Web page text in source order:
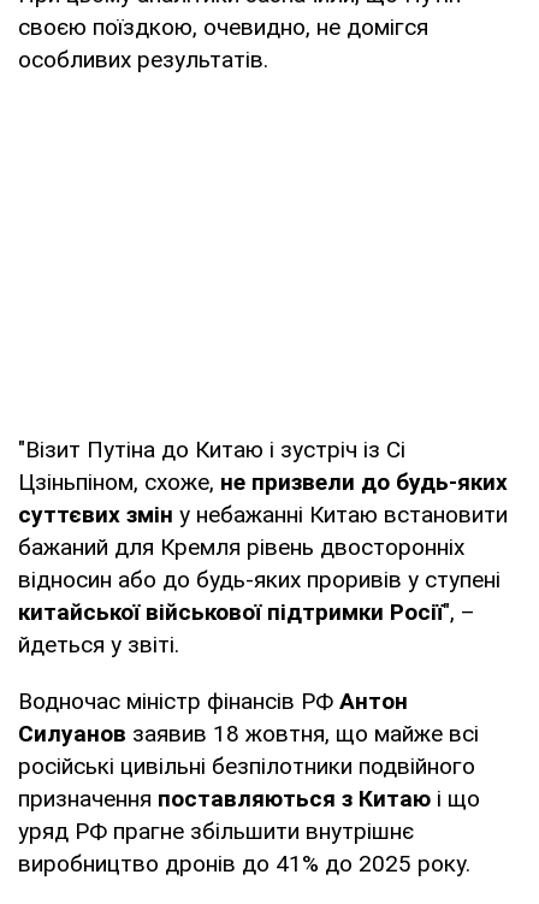
своєю поїздкою, очевидно, не домігся
особливих результатів.
"Візит Путіна до Китаю і зустріч із Сі
Цзіньпіном, схоже, не призвели до будь-яких
суттєвих змін у небажанні Китаю встановити
бажаний для Кремля рівень двосторонніх
відносин або до будь-яких проривів у ступені
китайської військової підтримки Росії", –
йдеться у звіті.
Водночас міністр фінансів РФ Антон
Силуанов заявив 18 жовтня, що майже всі
російські цивільні безпілотники подвійного
призначення поставляються з Китаю і що
уряд РФ прагне збільшити внутрішнє
виробництво дронів до 41% до 2025 року.